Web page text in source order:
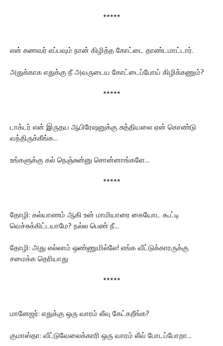
*****
என் கணவர் எப்பவும் நான் கிழித்த கோட்டை தாண்டமாட்டார்.
அதுக்காக எதுக்கு நீ அவருடைய கோட்டைப்போய் கிழிக்கணும்?
*****
டாக்டர் என் இருதய ஆபிரேஷனுக்கு சுத்தியலை ஏன் கொண்டு
வந்திருக்கீங்க...
உங்களுக்கு கல் நெஞ்சுன்னு சொன்னாங்களே...
*****
தோழி: கல்யாணம் ஆகி உன் மாமியாரை கையோட கூட்டி
வெச்சுக்கிட்டயாமே? நல்ல பெண் நீ...
தோழி: அது எல்லாம் ஒண்ணுமில்லே! எங்க வீட்டுக்காரருக்கு
சமைக்க தெரியாது
*****
மானேஜர்: எதுக்கு ஒரு வாரம் லீவு கேட்கறீங்க?
குமாஸ்தா: வீட்டுவேலைக்காரி ஒரு வாரம் லீவ் போடப்போறா...